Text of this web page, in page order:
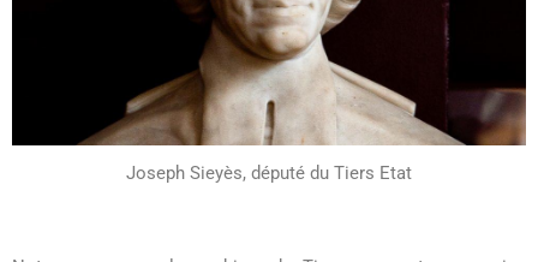
Joseph Sieyès, député du Tiers Etat